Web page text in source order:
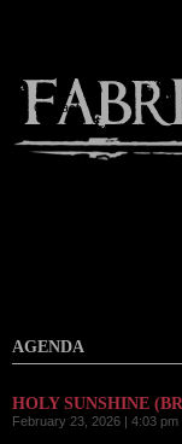
Contact
AGENDA
HOLY SUNSHINE
February 23, 2026 | 4:03 pm